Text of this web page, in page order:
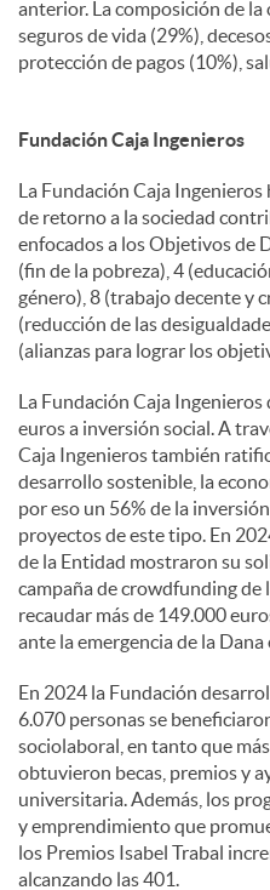
anterior. La composición de
seguros de vida (29%),
protección de pagos (10%),
Fundación Caja Ingenieros
La Fundación Caja
de retorno a la sociedad
enfocados a los Objetivos de
(fin de la pobreza), 4
género), 8 (trabajo decente y
(reducción de las
(alianzas para lograr los
La Fundación Caja
euros a inversión social. A
Caja Ingenieros también
desarrollo sostenible, la
por eso un 56% de la
proyectos de este tipo. En
de la Entidad mostraron su
campaña de crowdfunding de
recaudar más de 149.000
ante la emergencia de la Dana
En 2024 la Fundación
6.070 personas se
sociolaboral, en tanto que
obtuvieron becas, premios y
universitaria. Además, los
y emprendimiento que
los Premios Isabel Trabal
alcanzando las 401.